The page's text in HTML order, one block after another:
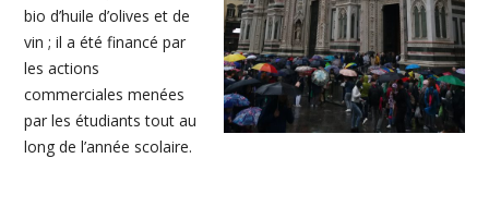
bio d’huile d’olives et de
vin ; il a été financé par
les actions
commerciales menées
par les étudiants tout au
long de l’année scolaire.